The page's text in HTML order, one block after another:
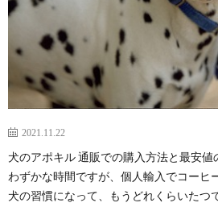
2021.11.22
犬のアポキル 通販での購入方法と最安
わずかな時間ですが、個人輸入でコーヒ
犬の習慣になって、もうどれくらいたつ